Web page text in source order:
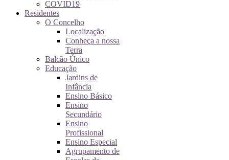
COVID19
Residentes
O Concelho
Localização
Conheça a nossa
Terra
Balcão Único
Educação
Jardins de
Infância
Ensino Básico
Ensino
Secundário
Ensino
Profissional
Ensino Especial
Agrupamento de